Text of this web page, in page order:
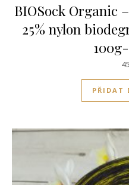
BIOSock Organic
25% nylon
PŘIDAT